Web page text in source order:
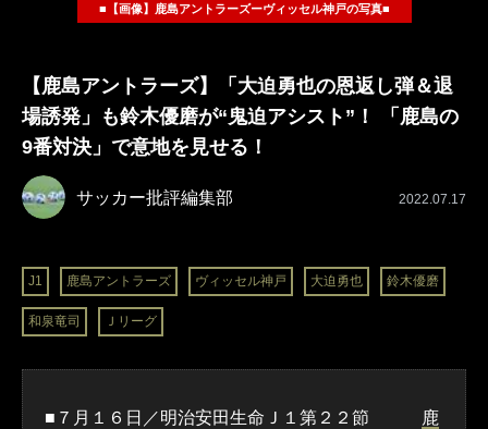
■【画像】鹿島アントラーズーヴィッセル神戸の写真■
【鹿島アントラーズ】「大迫勇也の恩返し弾＆退
場誘発」も鈴木優磨が“鬼迫アシスト”！ 「鹿島の
9番対決」で意地を見せる！
サッカー批評編集部 2022.07.17
J1 鹿島アントラーズ ヴィッセル神戸 大迫勇也 鈴木優磨
和泉竜司 Ｊリーグ
■７月１６日／明治安田生命Ｊ１第２２節
鹿